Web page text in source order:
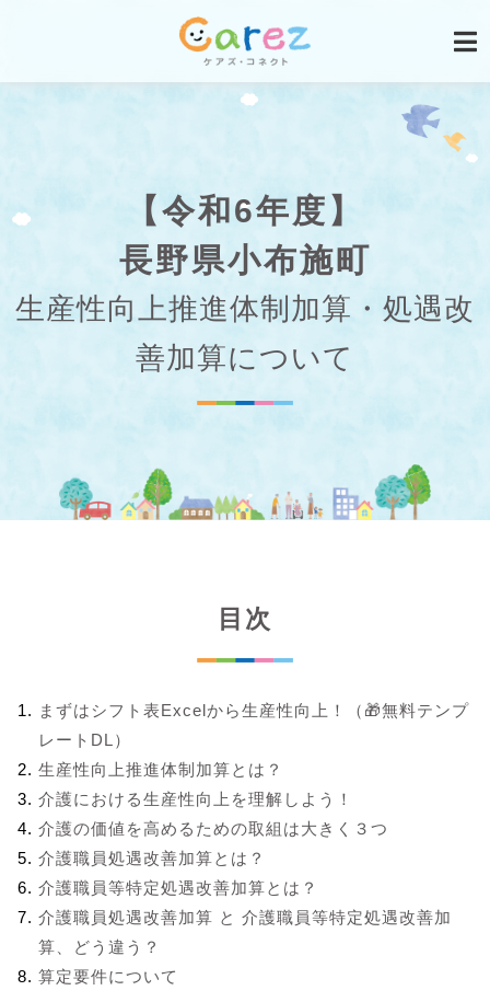
【令和6年度】
長野県小布施町
生産性向上推進体制加算・処遇改
善加算について
目次
まずはシフト表Excelから生産性向上！（🎁無料テンプ
レートDL）
生産性向上推進体制加算とは？
介護における生産性向上を理解しよう！
介護の価値を高めるための取組は大きく３つ
介護職員処遇改善加算とは？
介護職員等特定処遇改善加算とは？
介護職員処遇改善加算 と 介護職員等特定処遇改善加
算、どう違う？
算定要件について